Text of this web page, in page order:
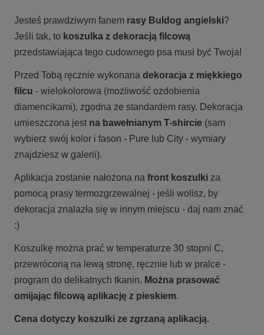
Jesteś prawdziwym fanem rasy Buldog angielski?
Jeśli tak, to koszulka z dekoracją filcową
przedstawiająca tego cudownego psa musi być Twoja!
Przed Tobą ręcznie wykonana dekoracja z miękkiego
filcu - wielokolorowa (możliwość ozdobienia
diamencikami), zgodna ze standardem rasy. Dekoracja
umieszczona jest na bawełnianym T-shircie (sam
wybierz swój kolor i fason - Pure lub City - wymiary
znajdziesz w galerii).
Aplikacja zostanie nałożona na front koszulki za
pomocą prasy termozgrzewalnej - jeśli wolisz, by
dekoracja znalazła się w innym miejscu - daj nam znać
:)
Koszulkę można prać w temperaturze 30 stopni C,
przewróconą na lewą stronę, ręcznie lub w pralce -
program do delikatnych tkanin. Można prasować
omijając filcową aplikację z pieskiem.
Cena dotyczy koszulki ze zgrzaną aplikacją.